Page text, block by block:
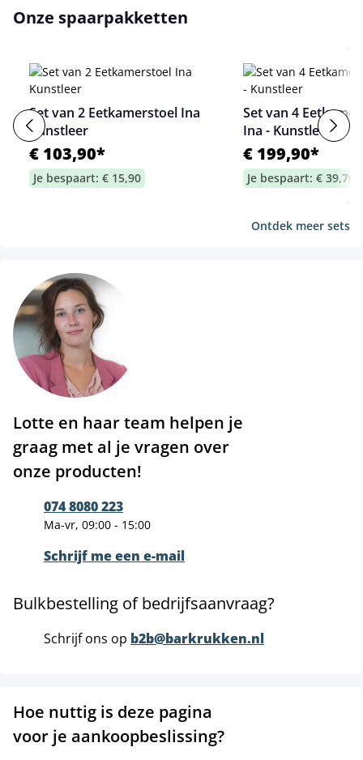
Onze spaarpakketten
Set van 2 Eetkamerstoel Ina
Kunstleer
€ 103,90*
Je bespaart: € 15,90
Set van 4
Ina - Kunstleer
€ 199,90*
Je bespaart: € 39,70
Ontdek meer sets
Lotte en haar team helpen je
graag met al je vragen over
onze producten!
074 8080 223
Ma-vr, 09:00 - 15:00
Schrijf me een e-mail
Bulkbestelling of bedrijfsaanvraag?
Schrijf ons op b2b@barkrukken.nl
Hoe nuttig is deze pagina
voor je aankoopbeslissing?